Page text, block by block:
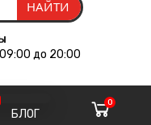
до 20:00
БЛОГ
0